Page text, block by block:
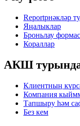
Reportрнәкләр
Яңалыклар
Броньлау
Кораллар
АКШ
Клиентның
Компания
Тапшыру һәм
Без кем